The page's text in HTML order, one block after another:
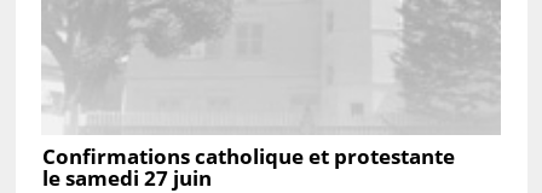
Confirmations catholique et protestante
le samedi 27 juin